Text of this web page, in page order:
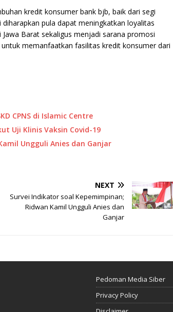
kredit konsumer bank bjb, baik dari segi
pula dapat meningkatkan loyalitas
Barat sekaligus menjadi sarana promosi
memanfaatkan fasilitas kredit konsumer dari
CPNS di Islamic Centre
Uji Klinis Vaksin Covid-19
Ungguli Anies dan Ganjar
NEXT
Survei Indikator soal Kepemimpinan;
Ridwan Kamil Ungguli Anies dan
Ganjar
Pedoman Media Siber
Privacy Policy